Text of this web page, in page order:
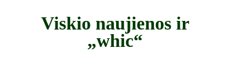
Viskio naujienos ir
„whic“